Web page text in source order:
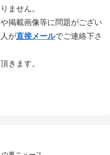
ません。
掲載画像等に問題がござい
が直接メールでご連絡下さ
きます。